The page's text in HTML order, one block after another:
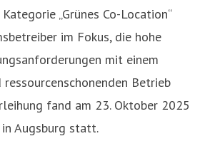
„Grünes Co-Location“
im Fokus, die hohe
mit einem
Betrieb
fand am 23. Oktober 2025
Augsburg statt.